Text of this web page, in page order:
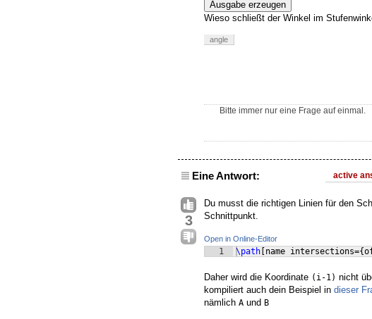
Ausgabe erzeugen
Wieso schließt der Winkel im
angle
Bitte immer nur eine Frage auf einmal.
Eine Antwort: active
3
Du musst die richtigen Linien für den
Schnittpunkt.
Open in Online-Editor
1 \path name intersections={
Daher wird die Koordinate (i-1) nicht
kompiliert auch dein Beispiel in dieser
nämlich A und B